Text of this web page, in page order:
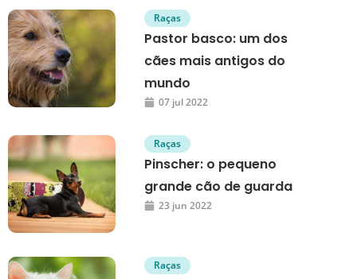
Raças
Pastor basco: um dos
cães mais antigos do
mundo
07 jul 2022
Raças
Pinscher: o pequeno
grande cão de guarda
23 jun 2022
Raças